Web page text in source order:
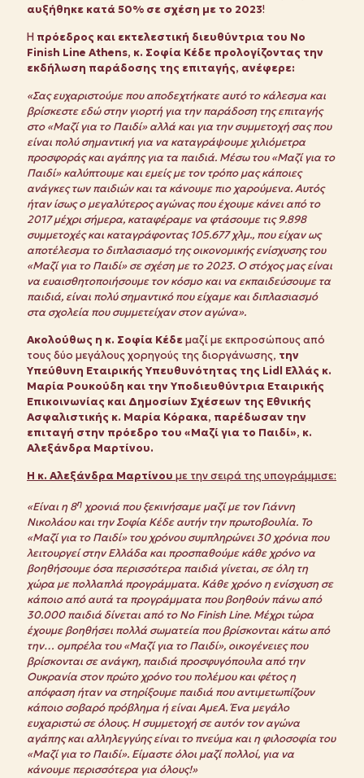
αυξήθηκε κατά 50% σε σχέση με το 2023!
Η πρόεδρος και εκτελεστική διευθύντρια του No
Finish Line Athens, κ. Σοφία Κέδε προλογίζοντας την
εκδήλωση παράδοσης της επιταγής, ανέφερε:
«Σας ευχαριστούμε που αποδεχτήκατε αυτό το κάλεσμα και
βρίσκεστε εδώ στην γιορτή για την παράδοση της επιταγής
στο «Μαζί για το Παιδί» αλλά και για την συμμετοχή σας που
είναι πολύ σημαντική για να καταγράψουμε χιλιόμετρα
προσφοράς και αγάπης για τα παιδιά. Μέσω του «Μαζί για το
Παιδί» καλύπτουμε και εμείς με τον τρόπο μας κάποιες
ανάγκες των παιδιών και τα κάνουμε πιο χαρούμενα. Αυτός
ήταν ίσως ο μεγαλύτερος αγώνας που έχουμε κάνει από το
2017 μέχρι σήμερα, καταφέραμε να φτάσουμε τις 9.898
συμμετοχές και καταγράφοντας 105.677 χλμ., που είχαν ως
αποτέλεσμα το διπλασιασμό της οικονομικής ενίσχυσης του
«Μαζί για το Παιδί» σε σχέση με το 2023. Ο στόχος μας είναι
να ευαισθητοποιήσουμε τον κόσμο και να εκπαιδεύσουμε τα
παιδιά, είναι πολύ σημαντικό που είχαμε και διπλασιασμό
στα σχολεία που συμμετείχαν στον αγώνα».
Ακολούθως η κ. Σοφία Κέδεμαζί με εκπροσώπους από
τους δύο μεγάλους χορηγούς της διοργάνωσης, την
Υπεύθυνη Εταιρικής Υπευθυνότητας της Lidl Ελλάς κ.
Μαρία Ρουκούδη και την Υποδιευθύντρια Εταιρικής
Επικοινωνίας και Δημοσίων Σχέσεων της Εθνικής
Ασφαλιστικής κ. Μαρία Κόρακα, παρέδωσαν την
επιταγή στην πρόεδρο του «Μαζί για το Παιδί», κ.
Αλεξάνδρα Μαρτίνου.
Η κ. Αλεξάνδρα Μαρτίνου με την σειρά της υπογράμμισε:
«Είναι η 8η χρονιά που ξεκινήσαμε μαζί με τον Γιάννη
Νικολάου και την Σοφία Κέδε αυτήν την πρωτοβουλία. Το
«Μαζί για το Παιδί» του χρόνου συμπληρώνει 30 χρόνια που
λειτουργεί στην Ελλάδα και προσπαθούμε κάθε χρόνο να
βοηθήσουμε όσα περισσότερα παιδιά γίνεται, σε όλη τη
χώρα με πολλαπλά προγράμματα. Κάθε χρόνο η ενίσχυση σε
κάποιο από αυτά τα προγράμματα που βοηθούν πάνω από
30.000 παιδιά δίνεται από τοNo Finish Line. Μέχρι τώρα
έχουμε βοηθήσει πολλά σωματεία που βρίσκονται κάτω από
την… ομπρέλα του «Μαζί για το Παιδί», οικογένειες που
βρίσκονται σε ανάγκη, παιδιά προσφυγόπουλα από την
Ουκρανία στον πρώτο χρόνο του πολέμου και φέτος η
απόφαση ήταν να στηρίξουμε παιδιά που αντιμετωπίζουν
κάποιο σοβαρό πρόβλημα ή είναι ΑμεΑ. Ένα μεγάλο
ευχαριστώ σε όλους. Η συμμετοχή σε αυτόν τον αγώνα
αγάπης και αλληλεγγύης είναι το πνεύμα και η φιλοσοφία του
«Μαζί για το Παιδί». Είμαστε όλοι μαζί πολλοί, για να
κάνουμε περισσότερα για όλους!»